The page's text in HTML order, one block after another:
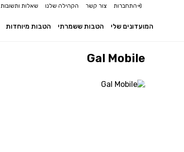
התחברות צור קשר הקהילה שלנו שאלות ותשובות
הטבות מיוחדות הטבות ששמרתי המועדונים שלי
Gal Mobile